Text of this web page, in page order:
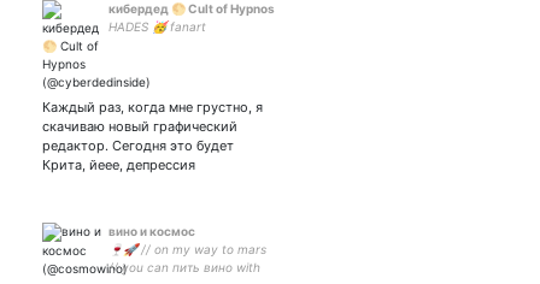
кибердед 🌕 Cult of Hypnos
HADES 🥳 fanart
Каждый раз, когда мне грустно, я
скачиваю новый графический
редактор. Сегодня это будет
Крита, йеее, депрессия
вино и космос
🍷🚀 // on my way to mars
// you can пить вино with